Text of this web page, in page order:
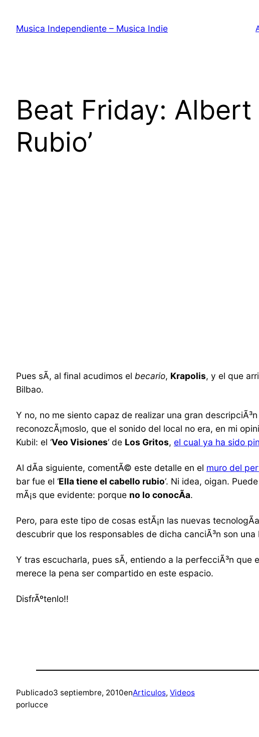
contenido
Musica Independiente – Musica Indie
Beat Friday: Albert
Rubio’
Pues sÃ­, al final acudimos el becario, Krapolis, y el que
Bilbao.
Y no, no me siento capaz de realizar una gran
reconozcÃ¡moslo, que el sonido del local no era, en mi
Kubil: el ‘Veo Visiones‘ de Los Gritos, el cual ya ha sido
Al dÃ­a siguiente, comentÃ© este detalle en el muro del
bar fue el ‘Ella tiene el cabello rubio‘. Ni idea, oigan.
mÃ¡s que evidente: porque no lo conocÃ­a.
Pero, para este tipo de cosas estÃ¡n las nuevas
descubrir que los responsables de dicha canciÃ³n son
Y tras escucharla, pues sÃ­, entiendo a la perfecciÃ³n
merece la pena ser compartido en este espacio.
DisfrÃºtenlo!!
Publicado3 septiembre, 2010enArticulos, Videos
porlucce